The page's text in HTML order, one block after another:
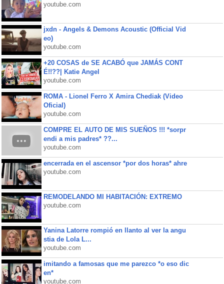
youtube.com
jxdn - Angels & Demons Acoustic (Official Vid
eo)
youtube.com
+20 COSAS de SE ACABÓ que JAMÁS CONT
É!!??| Katie Angel
youtube.com
ROMA - Lionel Ferro X Amira Chediak (Video
Oficial)
youtube.com
COMPRE EL AUTO DE MIS SUEÑOS !!! *sorpr
endi a mis padres* ??...
youtube.com
encerrada en el ascensor *por dos horas* ahre
youtube.com
REMODELANDO MI HABITACIÓN: EXTREMO
youtube.com
Yanina Latorre rompió en llanto al ver la angu
stia de Lola L...
youtube.com
imitando a famosas que me parezco *o eso dic
en*
youtube.com